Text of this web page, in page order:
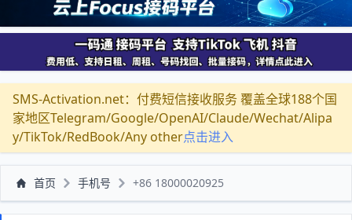
SMS-Activation.net：付费短信接收服务 覆盖全球188个国
家地区Telegram/Google/OpenAI/Claude/Wechat/Alipa
y/TikTok/RedBook/Any other点击进入
首页 手机号 +86 18000020925